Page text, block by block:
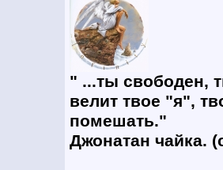
" ...ты свободен,
велит твое "я",
помешать."
Джонатан чайка.